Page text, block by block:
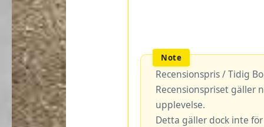
Recensionspris / Tidig
Recensionspriset gäller
upplevelse.
Detta gäller dock inte